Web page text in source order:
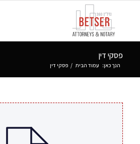
פסקי דין
הנך כאן: עמוד הבית / פסקי דין